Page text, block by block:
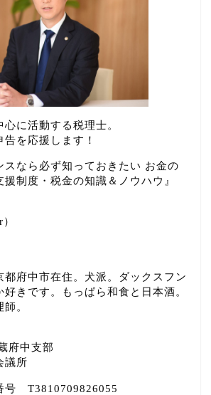
に活動する税理士。
を応援します！
スなら必ず知っておきたい お金の
制度・税金の知識＆ノウハウ』
都府中市在住。犬派。ダックスフン
好きです。もっぱら和食と日本酒。
。
府中支部
議所
号 T3810709826055